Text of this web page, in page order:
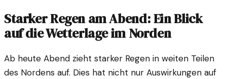
Starker Regen am Abend: Ein Blick
auf die Wetterlage im Norden
Ab heute Abend zieht starker Regen in weiten Teilen
des Nordens auf. Dies hat nicht nur Auswirkungen auf